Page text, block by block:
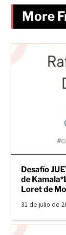
More
Desafío
de
Loret de
31 de julio de